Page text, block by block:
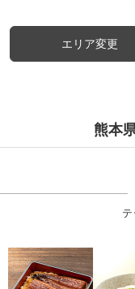
エリア変更
熊本